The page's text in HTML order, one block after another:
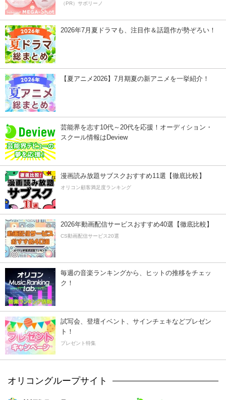
（PR）サボリーノ
2026年7月夏ドラマも、注目作＆話題作が勢ぞろい！
【夏アニメ2026】7月期夏の新アニメを一挙紹介！
芸能界を志す10代～20代を応援！オーディション・
スクール情報はDeview
漫画読み放題サブスクおすすめ11選【徹底比較】
オリコン顧客満足度ランキング
2026年動画配信サービスおすすめ40選【徹底比較】
CS動画配信サービス20選
毎週の音楽ランキングから、ヒットの推移をチェッ
ク！
試写会、登壇イベント、サインチェキなどプレゼン
ト！
プレゼント特集
オリコングループサイト